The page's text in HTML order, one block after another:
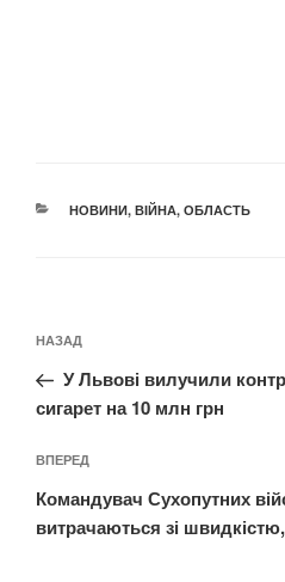
КАТЕГОРІЇ
НОВИНИ, ВІЙНА, ОБЛАСТЬ
записів
Попередній
запис:
НАЗАД
У Львові вилучили
сигарет на 10 млн грн
Наступний
запис
ВПЕРЕД
Командувач Сухопутних
витрачаються зі